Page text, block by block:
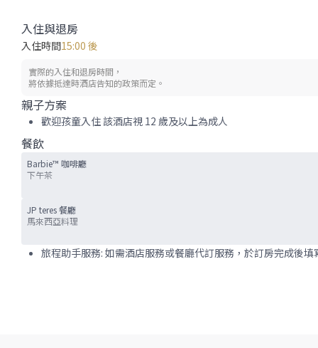
入住與退房
入住時間15:00 後
實際的入住和退房時間，
將依據抵達時酒店告知的政策而定。
親子方案
歡迎孩童入住 該酒店視 12 歲及以上為成人
餐飲
Barbie™ 咖啡廳
下午茶
JP teres 餐廳
馬來西亞料理
旅程助手服務: 如需酒店服務或餐廳代訂服務，於訂房完成後